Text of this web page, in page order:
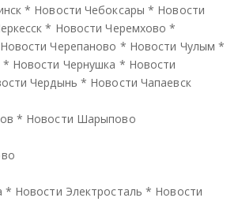
* Новости Чебоксары * Новости
* Новости Черемхово *
Новости Черепаново * Новости Чулым *
* Новости Чернушка * Новости
Чердынь * Новости Чапаевск
* Новости Шарыпово
* Новости Электросталь * Новости